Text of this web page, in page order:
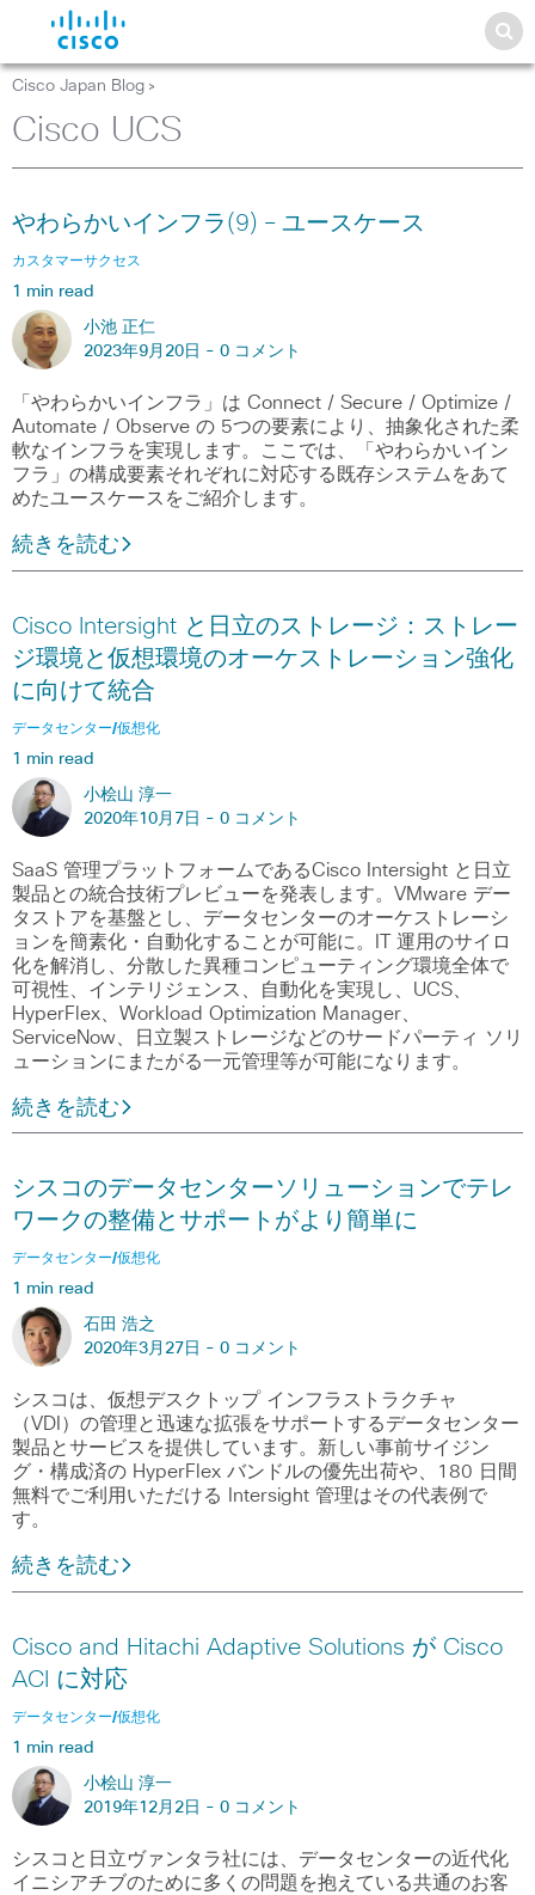
Cisco Japan Blog >
Cisco UCS
やわらかいインフラ(9) – ユースケース
カスタマーサクセス
1 min read
小池 正仁
2023年9月20日 - 0 コメント
「やわらかいインフラ」は Connect / Secure / Optimize /
Automate / Observe の 5つの要素により、抽象化された柔
軟なインフラを実現します。ここでは、「やわらかいイン
フラ」の構成要素それぞれに対応する既存システムをあて
めたユースケースをご紹介します。
続きを読む
Cisco Intersight と日立のストレージ：ストレー
ジ環境と仮想環境のオーケストレーション強化
に向けて統合
データセンター/仮想化
1 min read
小桧山 淳一
2020年10月7日 - 0 コメント
SaaS 管理プラットフォームであるCisco Intersight と日立
製品との統合技術プレビューを発表します。VMware デー
タストアを基盤とし、データセンターのオーケストレーシ
ョンを簡素化・自動化することが可能に。IT 運用のサイロ
化を解消し、分散した異種コンピューティング環境全体で
可視性、インテリジェンス、自動化を実現し、UCS、
HyperFlex、Workload Optimization Manager、
ServiceNow、日立製ストレージなどのサードパーティ ソリ
ューションにまたがる一元管理等が可能になります。
続きを読む
シスコのデータセンターソリューションでテレ
ワークの整備とサポートがより簡単に
データセンター/仮想化
1 min read
石田 浩之
2020年3月27日 - 0 コメント
シスコは、仮想デスクトップ インフラストラクチャ
（VDI）の管理と迅速な拡張をサポートするデータセンター
製品とサービスを提供しています。新しい事前サイジン
グ・構成済の HyperFlex バンドルの優先出荷や、180 日間
無料でご利用いただける Intersight 管理はその代表例で
す。
続きを読む
Cisco and Hitachi Adaptive Solutions が Cisco
ACI に対応
データセンター/仮想化
1 min read
小桧山 淳一
2019年12月2日 - 0 コメント
シスコと日立ヴァンタラ社には、データセンターの近代化
イニシアチブのために多くの問題を抱えている共通のお客